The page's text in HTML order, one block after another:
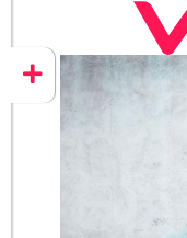
CONZEPT 16
YEET